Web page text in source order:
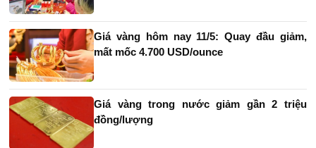
Giá vàng hôm nay 11/5: Quay đầu giảm,
mất mốc 4.700 USD/ounce
Giá vàng trong nước giảm gần 2 triệu
đồng/lượng